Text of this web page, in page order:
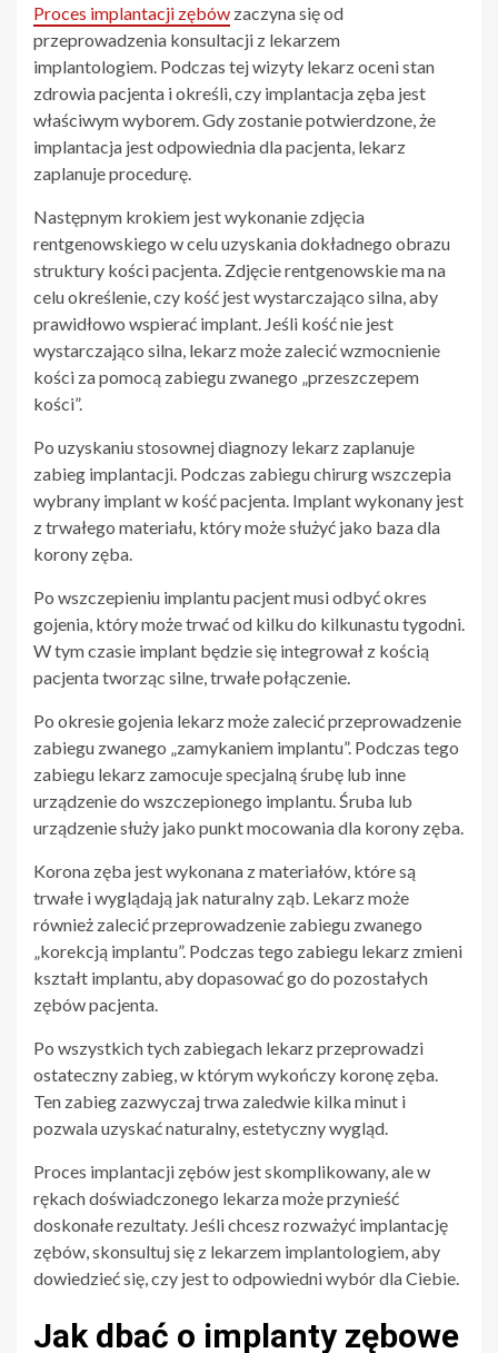
Proces implantacji zębów zaczyna się od
przeprowadzenia konsultacji z lekarzem
implantologiem. Podczas tej wizyty lekarz oceni stan
zdrowia pacjenta i określi, czy implantacja zęba jest
właściwym wyborem. Gdy zostanie potwierdzone, że
implantacja jest odpowiednia dla pacjenta, lekarz
zaplanuje procedurę.
Następnym krokiem jest wykonanie zdjęcia
rentgenowskiego w celu uzyskania dokładnego obrazu
struktury kości pacjenta. Zdjęcie rentgenowskie ma na
celu określenie, czy kość jest wystarczająco silna, aby
prawidłowo wspierać implant. Jeśli kość nie jest
wystarczająco silna, lekarz może zalecić wzmocnienie
kości za pomocą zabiegu zwanego „przeszczepem
kości”.
Po uzyskaniu stosownej diagnozy lekarz zaplanuje
zabieg implantacji. Podczas zabiegu chirurg wszczepia
wybrany implant w kość pacjenta. Implant wykonany jest
z trwałego materiału, który może służyć jako baza dla
korony zęba.
Po wszczepieniu implantu pacjent musi odbyć okres
gojenia, który może trwać od kilku do kilkunastu tygodni.
W tym czasie implant będzie się integrował z kością
pacjenta tworząc silne, trwałe połączenie.
Po okresie gojenia lekarz może zalecić przeprowadzenie
zabiegu zwanego „zamykaniem implantu”. Podczas tego
zabiegu lekarz zamocuje specjalną śrubę lub inne
urządzenie do wszczepionego implantu. Śruba lub
urządzenie służy jako punkt mocowania dla korony zęba.
Korona zęba jest wykonana z materiałów, które są
trwałe i wyglądają jak naturalny ząb. Lekarz może
również zalecić przeprowadzenie zabiegu zwanego
„korekcją implantu”. Podczas tego zabiegu lekarz zmieni
kształt implantu, aby dopasować go do pozostałych
zębów pacjenta.
Po wszystkich tych zabiegach lekarz przeprowadzi
ostateczny zabieg, w którym wykończy koronę zęba.
Ten zabieg zazwyczaj trwa zaledwie kilka minut i
pozwala uzyskać naturalny, estetyczny wygląd.
Proces implantacji zębów jest skomplikowany, ale w
rękach doświadczonego lekarza może przynieść
doskonałe rezultaty. Jeśli chcesz rozważyć implantację
zębów, skonsultuj się z lekarzem implantologiem, aby
dowiedzieć się, czy jest to odpowiedni wybór dla Ciebie.
Jak dbać o implanty zębowe